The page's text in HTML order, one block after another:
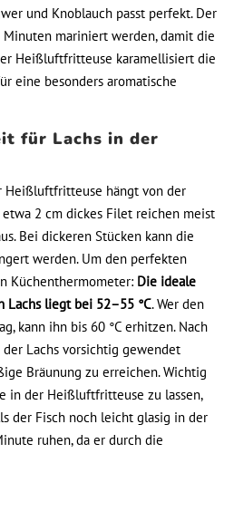
und Knoblauch passt perfekt. Der
mariniert werden, damit die
Heißluftfritteuse karamellisiert die
eine besonders aromatische
für Lachs in der
Heißluftfritteuse hängt von der
2 cm dickes Filet reichen meist
Bei dickeren Stücken kann die
werden. Um den perfekten
Küchenthermometer: Die ideale
Lachs liegt bei 52–55 °C. Wer den
kann ihn bis 60 °C erhitzen. Nach
Lachs vorsichtig gewendet
Bräunung zu erreichen. Wichtig
in der Heißluftfritteuse zu lassen,
der Fisch noch leicht glasig in der
ruhen, da er durch die